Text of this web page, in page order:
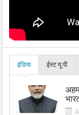
इंडिया ईस्ट यू.पी